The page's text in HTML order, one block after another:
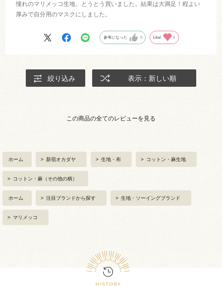
憧れのマリメッコ生地、とうとう買いました。結果は大満足！程よい
厚みで自分用のマスクにしました。
参考になった 0 Like! 0
絞り込み 表示：新しい順
この商品の全てのレビューを見る
ホーム > 新宿オカダヤ > 生地・布 > コットン・麻生地
> コットン・麻（その他の柄）
ホーム > 注目ブランドから探す > 生地・ソーイングブランド
> マリメッコ